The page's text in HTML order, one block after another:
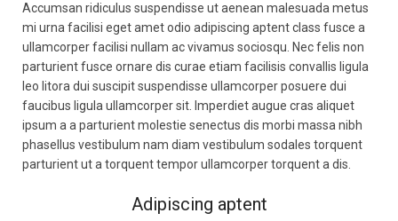
Accumsan ridiculus suspendisse ut aenean malesuada metus
mi urna facilisi eget amet odio adipiscing aptent class fusce a
ullamcorper facilisi nullam ac vivamus sociosqu. Nec felis non
parturient fusce ornare dis curae etiam facilisis convallis ligula
leo litora dui suscipit suspendisse ullamcorper posuere dui
faucibus ligula ullamcorper sit. Imperdiet augue cras aliquet
ipsum a a parturient molestie senectus dis morbi massa nibh
phasellus vestibulum nam diam vestibulum sodales torquent
parturient ut a torquent tempor ullamcorper torquent a dis.
Adipiscing aptent